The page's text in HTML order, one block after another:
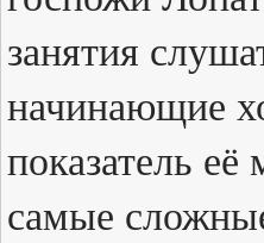
занятия
начинающие
показатель
самые